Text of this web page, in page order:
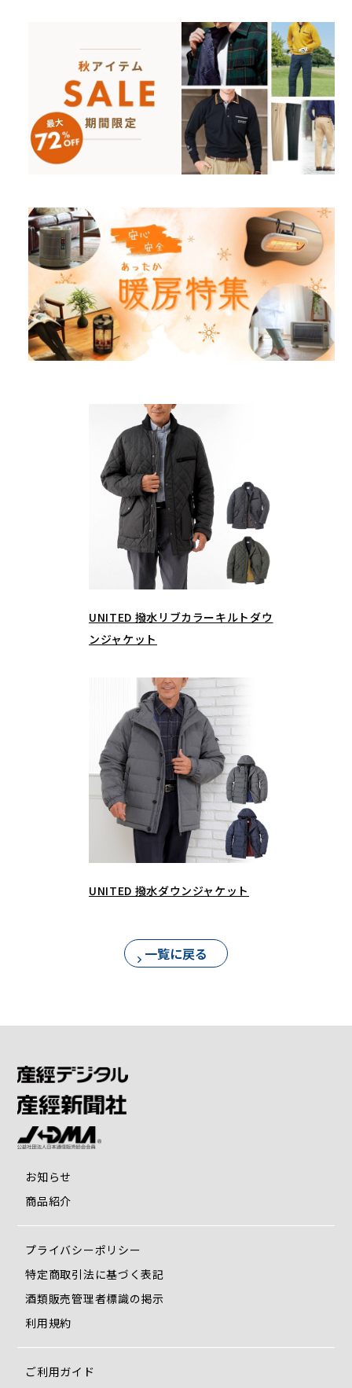
UNITED 撥水リブカラーキルトダウ
ンジャケット
UNITED 撥水ダウンジャケット
一覧に戻る
お知らせ
商品紹介
プライバシーポリシー
特定商取引法に基づく表記
酒類販売管理者標識の掲示
利用規約
ご利用ガイド